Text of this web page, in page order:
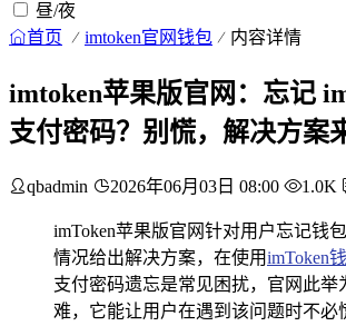
昼/夜
首页 imtoken官网钱包 内容详情
imtoken苹果版官网：忘记
支付密码？别慌，解决方案
qbadmin 2026年06月03日 08:00 1.0K
imToken苹果版官网针对用户忘记钱
情况给出解决方案，在使用imToken
支付密码遗忘是常见困扰，官网此举
难，它能让用户在遇到该问题时不必